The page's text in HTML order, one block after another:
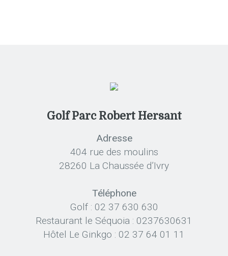
Golf Parc Robert Hersant
Adresse
404 rue des moulins
28260 La Chaussée d’Ivry
Téléphone
Golf : 02 37 630 630
Restaurant le Séquoia : 0237630631
Hôtel Le Ginkgo : 02 37 64 01 11